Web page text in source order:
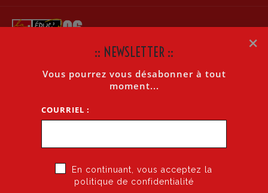
GROUPE DE TRAVAIL D’AJUSTEMENT DU 12 JUIN
Accueil»Groupe de travail d’ajustement du 12 juin
×
:: NEWSLETTER ::
Vous pourrez vous désabonner à tout
moment...
COURRIEL :
En continuant, vous acceptez la
politique de confidentialité